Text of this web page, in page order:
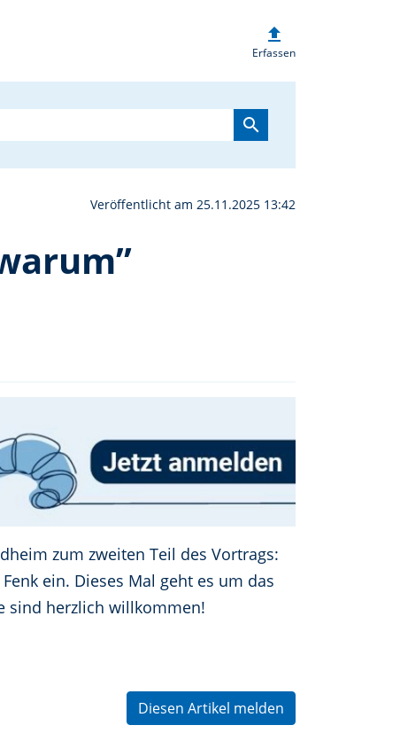
„Was wir glauben -
upload
Erfassen
search
Veröffentlicht am 25.11.2025 13:42
zum zweiten Teil des Vortrags:
ein. Dieses Mal geht es um das
sind herzlich willkommen!
Diesen Artikel melden